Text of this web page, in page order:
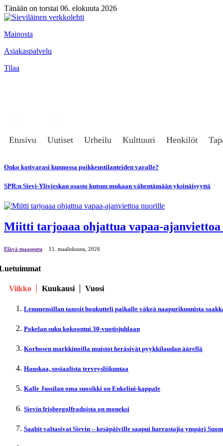
Tänään on torstai 06. elokuuta 2026
Mainosta
Asiakaspalvelu
Tilaa
Etusivu Uutiset Urheilu Kulttuuri Henkilöt
Onko kotivarasi kunnossa poikkeustilanteiden varalle?
SPR:n Sievi-Ylivieskan osasto kutsuu mukaan vähentämään yksinäisyyttä
Miitti tarjoaaa ohjattua vapaa-
Elävä maaseutu 11. maaliskuuta, 2026
Viikko Kuukausi Vuosi
Lemmensillan tanssit houkutteli paikalle väkeä naapurikunnista
Pokelan suku kokoontui 30-vuotisjuhlaan
Korhosen markkinoilla muistot heräsivät pyykkilaudan äärellä
Hauskaa, sosiaalista terveysliikuntaa
Kalle Jussilan oma suosikki on Enkelini-kappale
Sievin frisbeegolfradoista on moneksi
Saabit valtasivat Sievin – kesäpäiville saapui harrastajia ympäri